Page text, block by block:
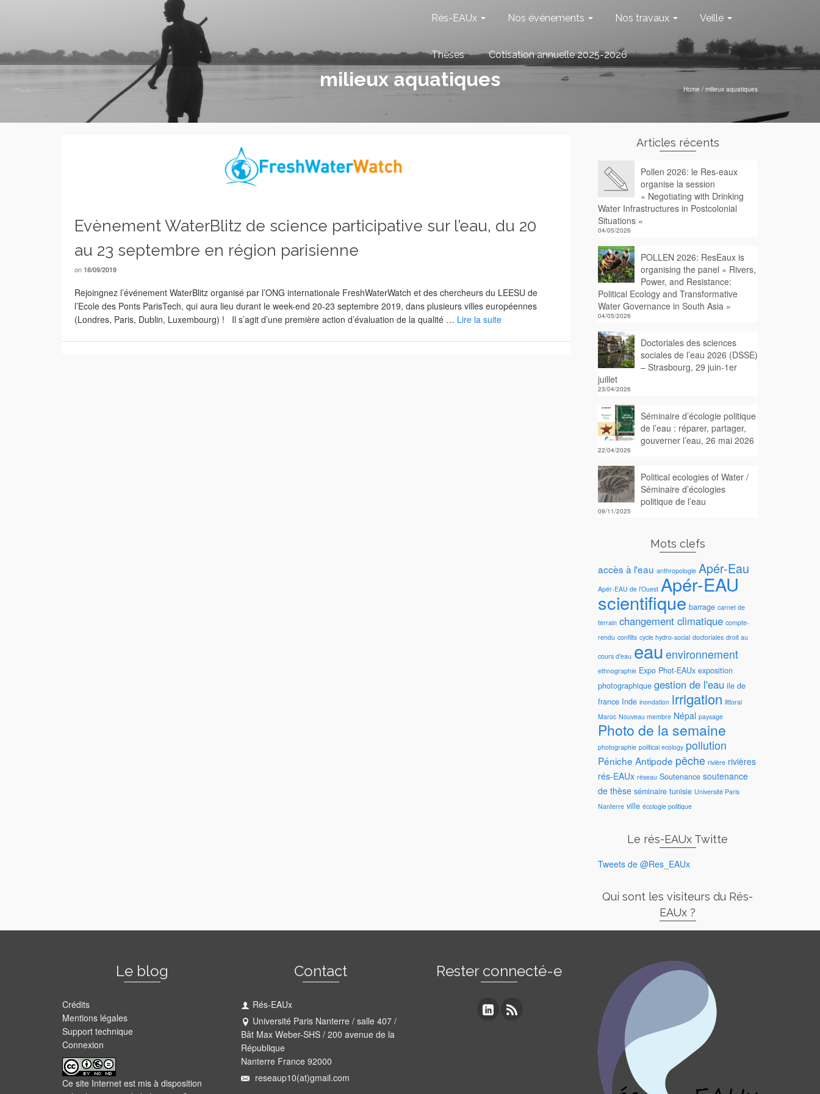
Rés-EAUx Nos événements Nos travaux Veille
Thèses Cotisation annuelle 2025-2026
milieux aquatiques Home / milieux aquatiques
Evènement WaterBlitz de science participative sur l’eau, du 20
au 23 septembre en région parisienne
on 18/09/2019
Rejoingnez l’événement WaterBlitz organisé par l’ONG internationale FreshWaterWatch et des chercheurs du LEESU de
l’Ecole des Ponts ParisTech, qui aura lieu durant le week-end 20-23 septembre 2019, dans plusieurs villes européennes
(Londres, Paris, Dublin, Luxembourg) ! Il s’agit d’une première action d’évaluation de la qualité … Lire la suite
Articles récents
Pollen 2026: le Res-eaux
organise la session
« Negotiating with Drinking
Water Infrastructures in Postcolonial
Situations «
04/05/2026
POLLEN 2026: ResEaux is
organising the panel « Rivers,
Power, and Resistance:
Political Ecology and Transformative
Water Governance in South Asia »
04/05/2026
Doctoriales des sciences
sociales de l’eau 2026 (DSSE)
– Strasbourg, 29 juin-1er
juillet
23/04/2026
Séminaire d’écologie politique
de l’eau : réparer, partager,
gouverner l’eau, 26 mai 2026
22/04/2026
Political ecologies of Water /
Séminaire d’écologies
politique de l’eau
09/11/2025
Mots clefs
accès à l'eau anthropologie Apér-Eau
Apér-EAU de l'Ouest Apér-EAU
scientifique barrage carnet de
terrain changement climatique compte-
rendu conflits cycle hydro-social doctoriales droit au
cours d'eau eau environnement
ethnographie Expo Phot-EAUx exposition
photographique gestion de l'eau ile de
france Inde inondation irrigation littoral
Maroc Nouveau membre Népal paysage
Photo de la semaine
photographie political ecology pollution
Péniche Antipode pêche rivière rivières
rés-EAUx réseau Soutenance soutenance
de thèse séminaire tunisie Université Paris
Nanterre ville écologie politique
Le rés-EAUx Twitte
Tweets de @Res_EAUx
Qui sont les visiteurs du Rés-
EAUx ?
Le blog
Crédits
Mentions légales
Support technique
Connexion
Ce site Internet est mis à disposition
Contact
Rés-EAUx
Université Paris Nanterre / salle 407 /
Bât Max Weber-SHS / 200 avenue de la
République
Nanterre France 92000
reseaup10(at)gmail.com
Rester connecté-e